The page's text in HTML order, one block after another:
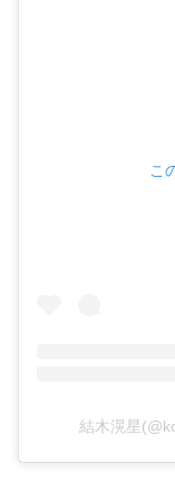
こ
結木滉星